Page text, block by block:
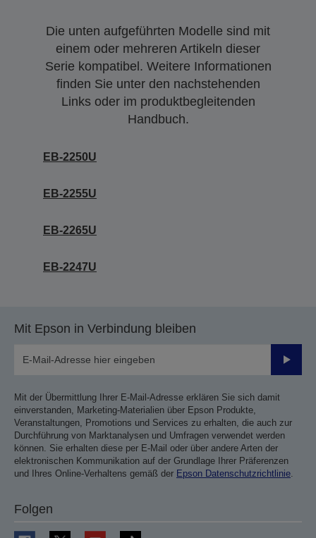
Die unten aufgeführten Modelle sind mit
einem oder mehreren Artikeln dieser
Serie kompatibel. Weitere Informationen
finden Sie unter den nachstehenden
Links oder im produktbegleitenden
Handbuch.
EB-2250U
EB-2255U
EB-2265U
EB-2247U
Mit Epson in Verbindung bleiben
Mit der Übermittlung Ihrer E-Mail-Adresse erklären Sie sich damit
einverstanden, Marketing-Materialien über Epson Produkte,
Veranstaltungen, Promotions und Services zu erhalten, die auch zur
Durchführung von Marktanalysen und Umfragen verwendet werden
können. Sie erhalten diese per E-Mail oder über andere Arten der
elektronischen Kommunikation auf der Grundlage Ihrer Präferenzen
und Ihres Online-Verhaltens gemäß der Epson Datenschutzrichtlinie.
Folgen